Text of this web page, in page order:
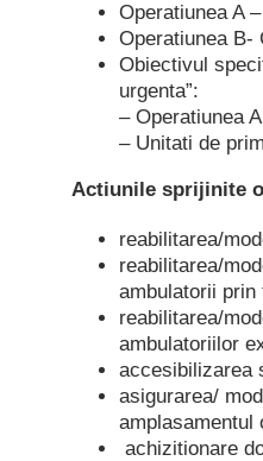
Operatiunea A
Operatiunea B-
Obiectivul
urgenta”:
– Operatiunea
– Unitati de
Actiunile sprijinite
reabilitarea/
reabilitarea/
ambulatorii
reabilitarea/
ambulatoriilor
accesibilizarea
asigurarea/
amplasamentul
achizitionare